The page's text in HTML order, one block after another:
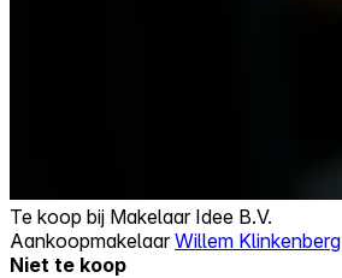
Te koop bij Makelaar Idee B.V.
AankoopmakelaarWillem Klinkenberg
Niet te koop